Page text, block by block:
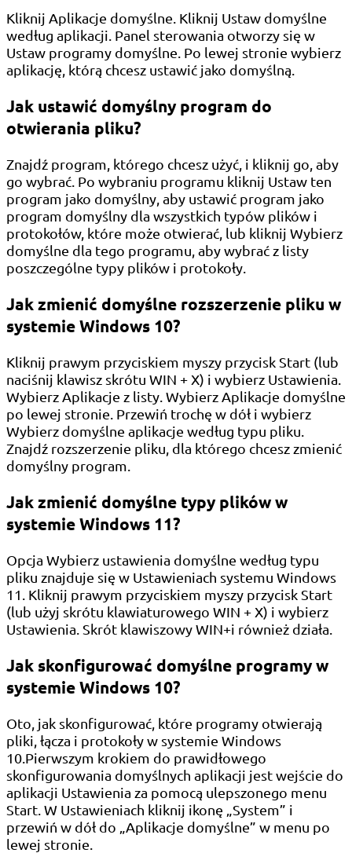
Kliknij Aplikacje domyślne. Kliknij Ustaw domyślne
według aplikacji. Panel sterowania otworzy się w
Ustaw programy domyślne. Po lewej stronie wybierz
aplikację, którą chcesz ustawić jako domyślną.
Jak ustawić domyślny program do
otwierania pliku?
Znajdź program, którego chcesz użyć, i kliknij go, aby
go wybrać. Po wybraniu programu kliknij Ustaw ten
program jako domyślny, aby ustawić program jako
program domyślny dla wszystkich typów plików i
protokołów, które może otwierać, lub kliknij Wybierz
domyślne dla tego programu, aby wybrać z listy
poszczególne typy plików i protokoły.
Jak zmienić domyślne rozszerzenie pliku w
systemie Windows 10?
Kliknij prawym przyciskiem myszy przycisk Start (lub
naciśnij klawisz skrótu WIN + X) i wybierz Ustawienia.
Wybierz Aplikacje z listy. Wybierz Aplikacje domyślne
po lewej stronie. Przewiń trochę w dół i wybierz
Wybierz domyślne aplikacje według typu pliku.
Znajdź rozszerzenie pliku, dla którego chcesz zmienić
domyślny program.
Jak zmienić domyślne typy plików w
systemie Windows 11?
Opcja Wybierz ustawienia domyślne według typu
pliku znajduje się w Ustawieniach systemu Windows
11. Kliknij prawym przyciskiem myszy przycisk Start
(lub użyj skrótu klawiaturowego WIN + X) i wybierz
Ustawienia. Skrót klawiszowy WIN+i również działa.
Jak skonfigurować domyślne programy w
systemie Windows 10?
Oto, jak skonfigurować, które programy otwierają
pliki, łącza i protokoły w systemie Windows
10.Pierwszym krokiem do prawidłowego
skonfigurowania domyślnych aplikacji jest wejście do
aplikacji Ustawienia za pomocą ulepszonego menu
Start. W Ustawieniach kliknij ikonę „System” i
przewiń w dół do „Aplikacje domyślne” w menu po
lewej stronie.